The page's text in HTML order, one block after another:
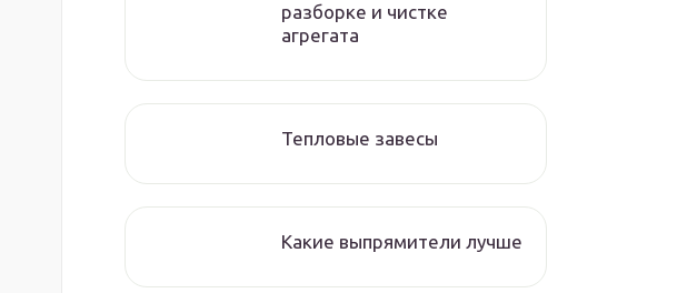
разборке и чистке
агрегата
Тепловые завесы
Какие выпрямители лучше